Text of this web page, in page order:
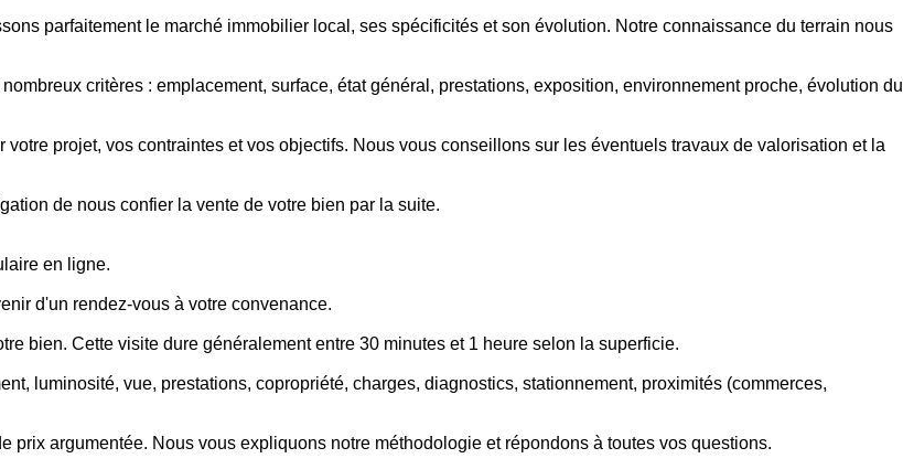
parfaitement le marché immobilier local, ses spécificités et son évolution. Notre connaissance du terrain nous
critères : emplacement, surface, état général, prestations, exposition, environnement proche, évolution du
projet, vos contraintes et vos objectifs. Nous vous conseillons sur les éventuels travaux de valorisation et la
de nous confier la vente de votre bien par la suite.
en ligne.
d'un rendez-vous à votre convenance.
bien. Cette visite dure généralement entre 30 minutes et 1 heure selon la superficie.
luminosité, vue, prestations, copropriété, charges, diagnostics, stationnement, proximités (commerces,
prix argumentée. Nous vous expliquons notre méthodologie et répondons à toutes vos questions.